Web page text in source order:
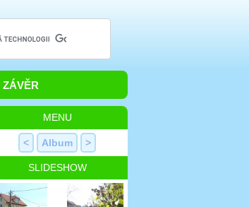
ZÁVĚR
MENU
< Album >
SLIDESHOW